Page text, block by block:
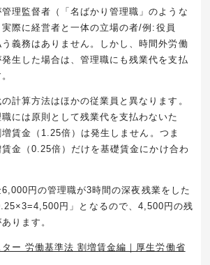
理監督者（「名ばかり管理職」のような
際に経営者と一体の立場の者/例 : 役員
義務はありません。しかし、時間外労働
生した場合は、管理職にも残業代を支払
計算方法はほかの従業員と異なります。
職には原則として残業代を支払わないた
賃金（ 1.25倍）は発生しません。つま
金（ 0.25倍）だけを基礎賃金にかけ合わ
6,000 円の管理職が3時間の深夜残業をした
4,500 円」となるので、 4,500 円の残
ります。
ター 労働基準法 割増賃金編｜厚生労働省